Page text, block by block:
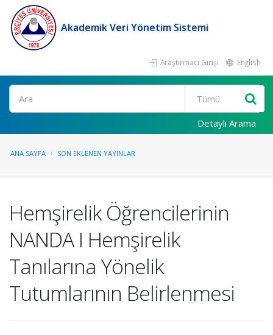
Akademik Veri Yönetim Sistemi
Araştırmacı Girişi English
Ara
Detaylı Arama
ANA SAYFA SON EKLENEN YAYINLAR
Hemşirelik Öğrencilerinin
NANDA I Hemşirelik
Tanılarına Yönelik
Tutumlarının Belirlenmesi